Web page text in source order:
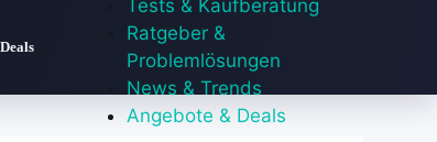
Tests & Kaufberatung
Ratgeber &
Problemlösungen
News & Trends
Angebote & Deals